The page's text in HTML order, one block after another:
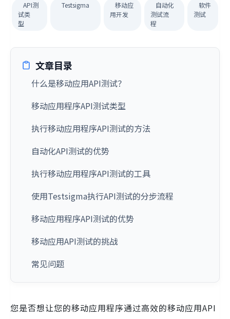
API测
试类
型
Testsigma
移动应
用开发
自动化
测试流
程
软件
测试
文章目录
什么是移动应用API测试？
移动应用程序API测试类型
执行移动应用程序API测试的方法
自动化API测试的优势
执行移动应用程序API测试的工具
使用Testsigma执行API测试的分步流程
移动应用程序API测试的优势
移动应用API测试的挑战
常见问题
您是否想让您的移动应用程序通过高效的移动应用API